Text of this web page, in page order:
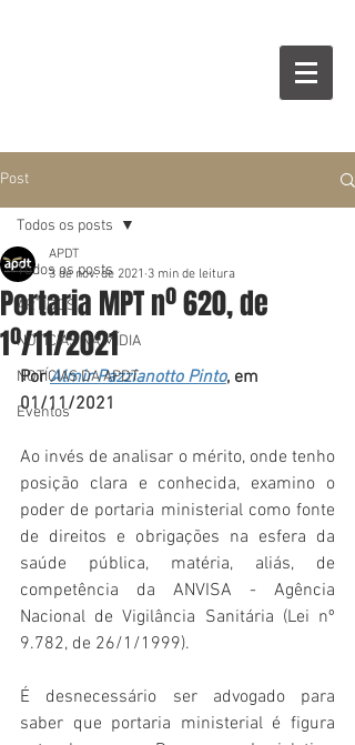
Post
Todos os posts
ARTIGOS
NOTÍCIAS NA MÍDIA
NOTÍCIAS DA APDT
Eventos
Todos os posts
Portaria MPT nº 620, de
1º/11/2021
APDT
3 de nov. de 2021 3 min de leitura
Por Almir Pazzianotto Pinto, em
01/11/2021
Ao invés de analisar o mérito, onde tenho
posição clara e conhecida, examino o
poder de portaria ministerial como fonte
de direitos e obrigações na esfera da
saúde pública, matéria, aliás, de
competência da ANVISA - Agência
Nacional de Vigilância Sanitária (Lei nº
9.782, de 26/1/1999).
É desnecessário ser advogado para
saber que portaria ministerial é figura